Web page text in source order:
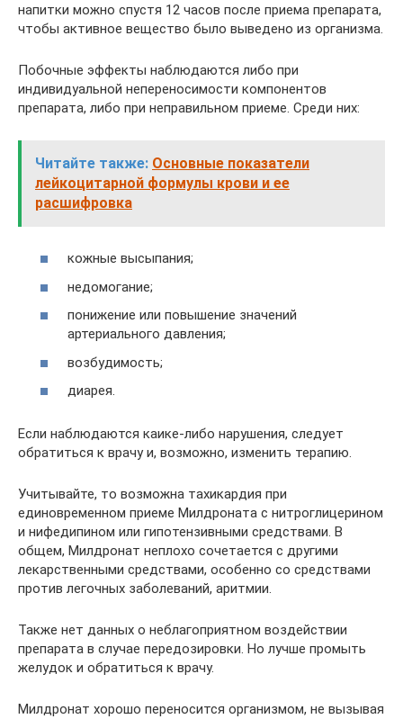
напитки можно спустя 12 часов после приема препарата,
чтобы активное вещество было выведено из организма.
Побочные эффекты наблюдаются либо при
индивидуальной непереносимости компонентов
препарата, либо при неправильном приеме. Среди них:
Читайте также: Основные показатели
лейкоцитарной формулы крови и ее
расшифровка
кожные высыпания;
недомогание;
понижение или повышение значений
артериального давления;
возбудимость;
диарея.
Если наблюдаются каике-либо нарушения, следует
обратиться к врачу и, возможно, изменить терапию.
Учитывайте, то возможна тахикардия при
единовременном приеме Милдроната с нитроглицерином
и нифедипином или гипотензивными средствами. В
общем, Милдронат неплохо сочетается с другими
лекарственными средствами, особенно со средствами
против легочных заболеваний, аритмии.
Также нет данных о неблагоприятном воздействии
препарата в случае передозировки. Но лучше промыть
желудок и обратиться к врачу.
Милдронат хорошо переносится организмом, не вызывая